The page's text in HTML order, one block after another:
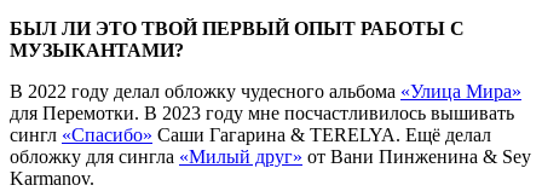
БЫЛ ЛИ ЭТО ТВОЙ ПЕРВЫЙ ОПЫТ РАБОТЫ С
МУЗЫКАНТАМИ?
В 2022 году делал обложку чудесного альбома «Улица Мира»
для Перемотки. В 2023 году мне посчастливилось вышивать
сингл «Спасибо» Саши Гагарина & TERELYA. Ещё делал
обложку для сингла «Милый друг» от Вани Пинженина & Sey
Karmanov.